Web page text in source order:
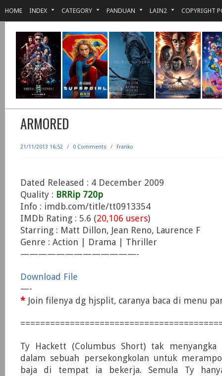
HOME INDEX CATEGORY PANDUAN LAIN2 COPYRIGHT
ARMORED
21/11/2013 16:52 / 0 Comments / Franko
Dated Released : 4 December 2009
Quality : BRRip 720p
Info : imdb.com/title/tt0913354
IMDb Rating : 5.6 (20,106 users)
Starring : Matt Dillon, Jean Reno, Laurence F
Genre : Action | Drama | Thriller
—————————————-
Download File
—-
* Join filenya dg hjsplit, caranya baca di menu
Ty Hackett (Columbus Short) tak
dalam sebuah persekongkolan untuk
baja di tempat ia bekerja. Semula Ty